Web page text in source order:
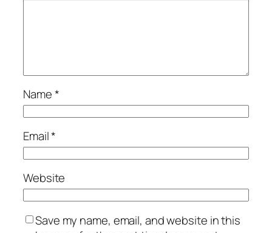
Name*
Email*
Website
Save my name, email, and website in this